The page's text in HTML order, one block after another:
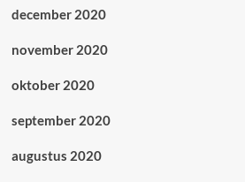
december 2020
november 2020
oktober 2020
september 2020
augustus 2020